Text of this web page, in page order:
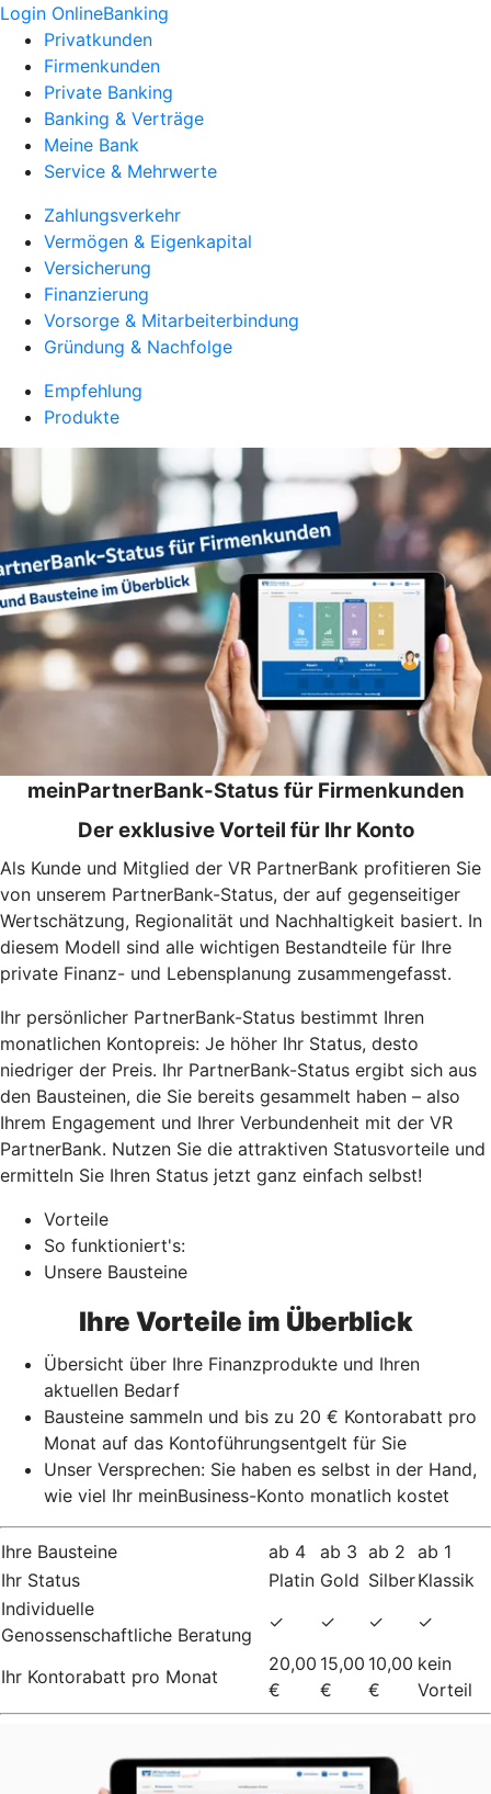
Login OnlineBanking
Privatkunden
Firmenkunden
Private Banking
Banking & Verträge
Meine Bank
Service & Mehrwerte
Zahlungsverkehr
Vermögen & Eigenkapital
Versicherung
Finanzierung
Vorsorge & Mitarbeiterbindung
Gründung & Nachfolge
Empfehlung
Produkte
meinPartnerBank-Status für Firmenkunden
Der exklusive Vorteil für Ihr Konto
Als Kunde und Mitglied der VR PartnerBank profitieren Sie
von unserem PartnerBank-Status, der auf gegenseitiger
Wertschätzung, Regionalität und Nachhaltigkeit basiert. In
diesem Modell sind alle wichtigen Bestandteile für Ihre
private Finanz- und Lebensplanung zusammengefasst.
Ihr persönlicher PartnerBank-Status bestimmt Ihren
monatlichen Kontopreis: Je höher Ihr Status, desto
niedriger der Preis. Ihr PartnerBank-Status ergibt sich aus
den Bausteinen, die Sie bereits gesammelt haben – also
Ihrem Engagement und Ihrer Verbundenheit mit der VR
PartnerBank. Nutzen Sie die attraktiven Statusvorteile und
ermitteln Sie Ihren Status jetzt ganz einfach selbst!
Vorteile
So funktioniert's:
Unsere Bausteine
Ihre Vorteile im Überblick
Übersicht über Ihre Finanzprodukte und Ihren
aktuellen Bedarf
Bausteine sammeln und bis zu 20 € Kontorabatt pro
Monat auf das Kontoführungsentgelt für Sie
Unser Versprechen: Sie haben es selbst in der Hand,
wie viel Ihr meinBusiness-Konto monatlich kostet
Ihre Bausteine ab 4 ab 3 ab 2 ab 1
Ihr Status
Platin Gold SilberKlassik
Individuelle
Genossenschaftliche Beratung
✓ ✓ ✓ ✓
Ihr Kontorabatt pro Monat
20,00
€
15,00
€
10,00
€
kein
Vorteil